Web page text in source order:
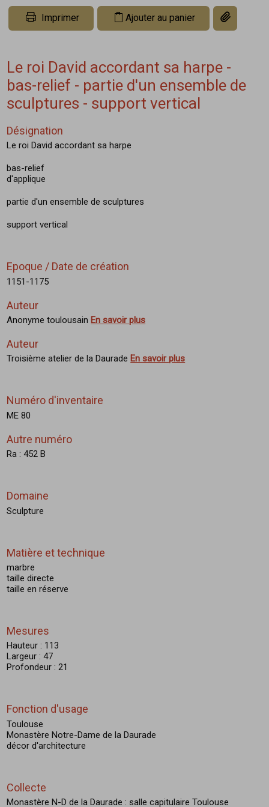
Imprimer Ajouter au panier Copier le
Le roi David accordant sa harpe -
bas-relief - partie d'un ensemble de
sculptures - support vertical
Désignation
Le roi David accordant sa harpe
bas-relief
d'applique
partie d'un ensemble de sculptures
support vertical
Epoque / Date de création
1151-1175
Auteur
Anonyme toulousain En savoir plus
Auteur
Troisième atelier de la Daurade En savoir plus
Numéro d'inventaire
ME 80
Autre numéro
Ra : 452 B
Domaine
Sculpture
Matière et technique
marbre
taille directe
taille en réserve
Mesures
Hauteur : 113
Largeur : 47
Profondeur : 21
Fonction d'usage
Toulouse
Monastère Notre-Dame de la Daurade
décor d'architecture
Collecte
Monastère N-D de la Daurade : salle capitulaire Toulouse